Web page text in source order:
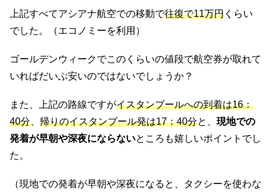
上記すべてアシアナ航空での移動で往復で11万円 くらい
でした。（エコノミーを利用）
ゴールデンウィークでこのくらいの値段で航空券が取れて
いればだいぶ安いのではないでしょうか？
また、上記の路線ですがイスタンブールへの到着は16：
40分
帰りのイスタンブール発は17：40分と、 現地での
発着が早朝や深夜にならないところも嬉しいポイントでし
た。
（現地での発着が早朝や深夜になると、タクシーを使わな